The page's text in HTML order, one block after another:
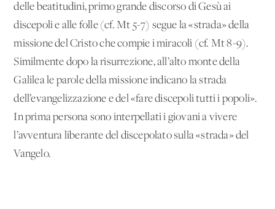
delle beatitudini, primo grande discorso di Gesù ai
discepoli e alle folle (cf. Mt 5-7) segue la «strada» della
missione del Cristo che compie i miracoli (cf. Mt 8-9).
Similmente dopo la risurrezione, all’alto monte della
Galilea le parole della missione indicano la strada
dell’evangelizzazione e del «fare discepoli tutti i popoli».
In prima persona sono interpellati i giovani a vivere
l’avventura liberante del discepolato sulla «strada» del
Vangelo.